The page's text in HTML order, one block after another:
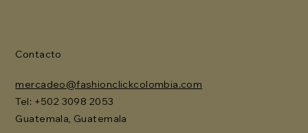
Contacto
mercadeo@fashionclickcolombia.com
Tel: ‪+502 3098 2053‬
Guatemala, Guatemala